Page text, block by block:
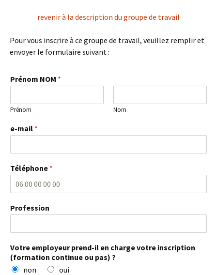
revenir à la description du groupe de travail
Pour vous inscrire à ce groupe de travail, veuillez remplir et
envoyer le formulaire suivant :
Prénom NOM *
Prénom Nom
e-mail *
Téléphone *
Profession
Votre employeur prend-il en charge votre inscription
(formation continue ou pas) ?
non
oui